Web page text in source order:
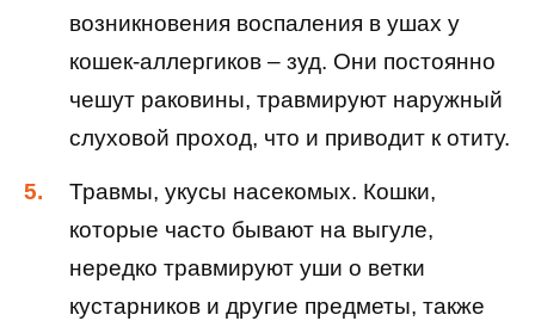
возникновения воспаления в ушах у
кошек-аллергиков – зуд. Они постоянно
чешут раковины, травмируют наружный
слуховой проход, что и приводит к отиту.
Травмы, укусы насекомых. Кошки,
которые часто бывают на выгуле,
нередко травмируют уши о ветки
кустарников и другие предметы, также